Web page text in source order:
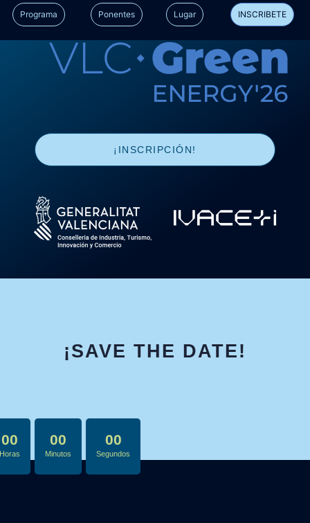
Programa Ponentes Lugar INSCRIBETE
17 de junio
¡INSCRIPCIÓN!
¡SAVE THE DATE!
00
Horas
00
Minutos
00
Segundos